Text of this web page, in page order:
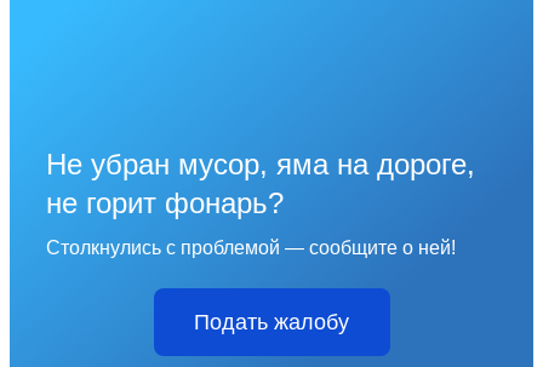
Не убран мусор, яма на дороге,
не горит фонарь?
Столкнулись с проблемой — сообщите о ней!
Подать жалобу